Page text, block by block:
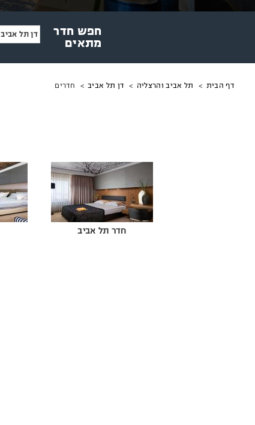
חפש חדר
מתאים
דן תל אביב
מיקומך
דף הבית תל אביב והרצליה דן תל אביב חדרים
חדר תל אביב